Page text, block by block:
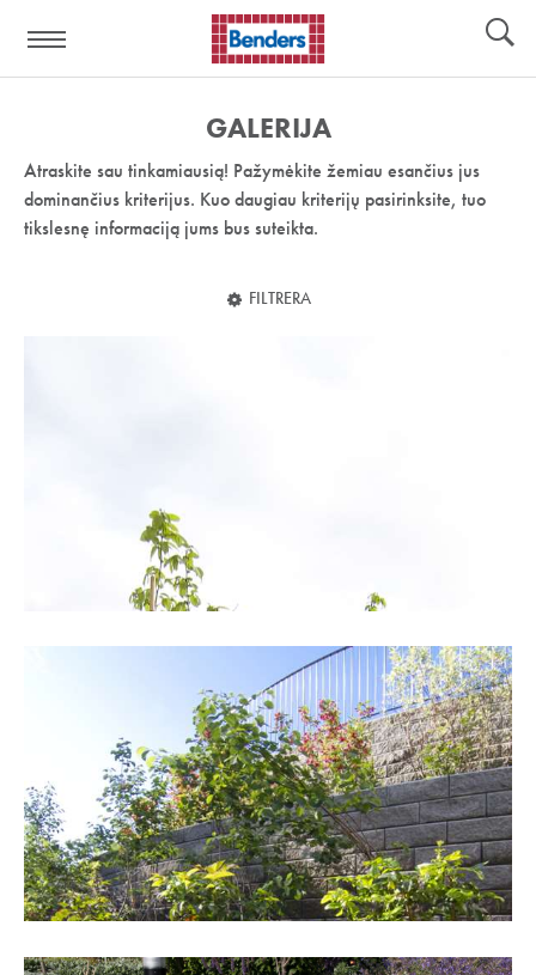
nuoroda:
GALERIJA
Atraskite sau tinkamiausią! Pažymėkite žemiau esančius jus
dominančius kriterijus. Kuo daugiau kriterijų pasirinksite, tuo
tikslesnę informaciją jums bus suteikta.
FILTRERA